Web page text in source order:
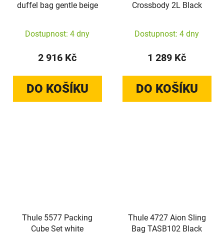
duffel bag gentle beige
Dostupnost: 4 dny
2 916 Kč
DO KOŠÍKU
Crossbody 2L Black
Dostupnost: 4 dny
1 289 Kč
DO KOŠÍKU
Thule 5577 Packing
Cube Set white
Thule 4727 Aion Sling
Bag TASB102 Black